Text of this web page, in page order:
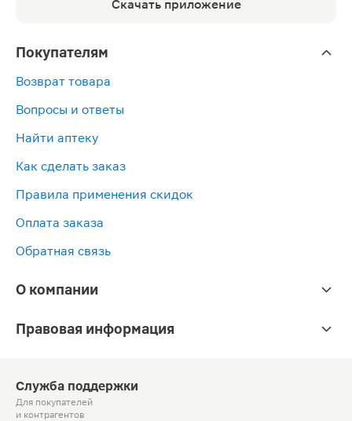
Скачать приложение
Покупателям
Возврат товара
Вопросы и ответы
Найти аптеку
Как сделать заказ
Правила применения скидок
Оплата заказа
Обратная связь
О компании
Правовая информация
Служба поддержки
Для покупателей
и контрагентов